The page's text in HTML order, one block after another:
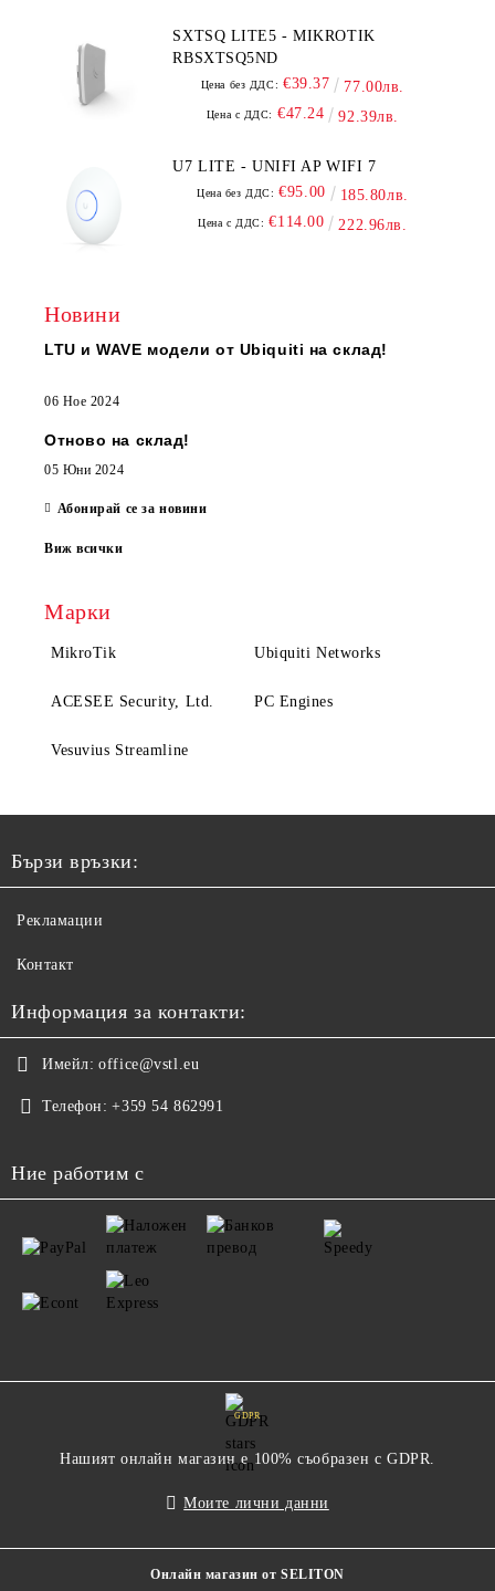
SXTSQ LITE5 - MIKROTIK
RBSXTSQ5ND
Цена без ДДС: €39.37 77.00лв.
Цена с ДДС: €47.24 92.39лв.
U7 LITE - UNIFI AP WIFI 7
Цена без ДДС: €95.00 185.80лв.
Цена с ДДС: €114.00 222.96лв.
Новини
LTU и WAVE модели от Ubiquiti на склад!
06 Ное 2024
Отново на склад!
05 Юни 2024
Абонирай се за новини
Виж всички
Марки
MikroTik Ubiquiti Networks
ACESEE Security, Ltd. PC Engines
Vesuvius Streamline
Бързи връзки:
Рекламации
Контакт
Информация за контакти:
Имейл: office@vstl.eu
Телефон: +359 54 862991
Ние работим с
GDPR
Нашият онлайн магазин е 100% съобразен с GDPR.
Моите лични данни
Онлайн магазин от SELITON